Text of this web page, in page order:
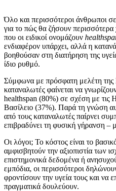
Όλο και περισσότεροι άνθρωποι
για το πώς θα ζήσουν
που οι ειδικοί ονομάζουν
ενδιαφέρον υπάρχει, αλλά η
βοηθούσαν στη διατήρηση της
ίδιο ρυθμό.
Σύμφωνα με πρόσφατη μελέτη της
καταναλωτές φαίνεται να
healthspan (80%) σε σχέση με
Βασίλειο (37%). Παρά τη γνώση
από τους καταναλωτές παίρνει
επιβραδύνει τη φυσική γήρανση
Οι λόγοι; Το κόστος είναι το
αμφισβητούν την αξιοπιστία των
επιστημονικά δεδομένα ή
εμπόδια, οι περισσότεροι
φροντίσουν την υγεία τους και να
πραγματικά δουλεύουν.